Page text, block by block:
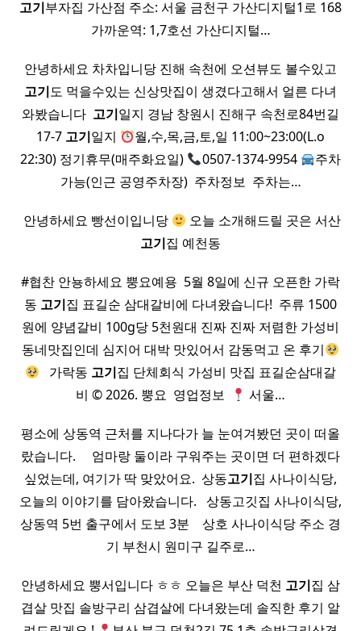
고기부자집 가산점​ 주소: 서울 금천구 가산디지털1로 168
가까운역: 1,7호선 가산디지털…
안녕하세요 차차입니당 진해 속천에 오션뷰도 볼수있고
고기도 먹을수있는 신상맛집이 생겼다고해서 얼른 다녀
와봤습니다 ​ 고기일지 경남 창원시 진해구 속천로84번길
17-7 고기일지
월,수,목,금,토,일 11:00~23:00(L.o
22:30) 정기휴무(매주화요일)
0507-1374-9954
주차
가능(인근 공영주차장) ​ 주차정보 ​ 주차는…
​ 안녕하세요 빵선이입니당
오늘 소개해드릴 곳은 서산
고기집 예천동
#협찬 안뇽하세요 뿡요예용 ​ 5월 8일에 신규 오픈한 가락
동 고기집 표길순 삼대갈비에 다녀왔습니다! ​ 주류 1500
원에 양념갈비 100g당 5천원대 진짜 진짜 저렴한 가성비
동네맛집인데 심지어 대박 맛있어서 감동먹고 온 후기
​ ​ 가락동 고기집 단체회식 가성비 맛집 표길순삼대갈
비 © 2026. 뿡요 ​ 영업정보 ​
서울…
평소에 상동역 근처를 지나다가 늘 눈여겨봤던 곳이 떠올
랐습니다. ​ ​ ​ ​ 엄마랑 둘이라 구워주는 곳이면 더 편하겠다
싶었는데, 여기가 딱 맞았어요. ​ 상동고기집 사나이식당,
오늘의 이야기를 담아왔습니다. ​ ​ 상동고깃집 사나이식당,
상동역 5번 출구에서 도보 3분 ​ ​ ​ 상호 사나이식당 주소 경
기 부천시 원미구 길주로…
안녕하세요 뿡서입니다 ㅎㅎ 오늘은 부산 덕천 고기집 삼
겹살 맛집 솔방구리 삼겹살에 다녀왔는데 솔직한 후기 알